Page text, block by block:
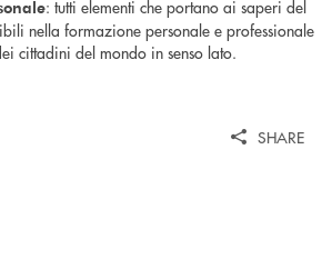
: tutti elementi che portano ai saperi del
nella formazione personale e professionale
cittadini del mondo in senso lato.
SHARE